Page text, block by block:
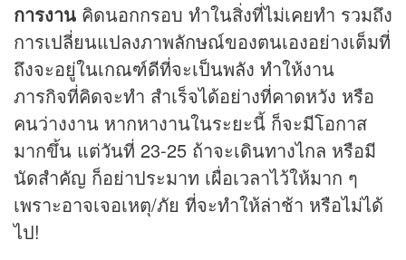
การงาน คิดนอกกรอบ ทำในสิ่งที่ไม่เคยทำ รวมถึง
การเปลี่ยนแปลงภาพลักษณ์ของตนเองอย่างเต็มที่
ถึงจะอยู่ในเกณฑ์ดีที่จะเป็นพลัง ทำให้งาน
ภารกิจที่คิดจะทำ สำเร็จได้อย่างที่คาดหวัง หรือ
คนว่างงาน หากหางานในระยะนี้ ก็จะมีโอกาส
มากขึ้น แต่วันที่ 23-25 ถ้าจะเดินทางไกล หรือมี
นัดสำคัญ ก็อย่าประมาท เผื่อเวลาไว้ให้มาก ๆ
เพราะอาจเจอเหตุ/ภัย ที่จะทำให้ล่าช้า หรือไม่ได้
ไป!